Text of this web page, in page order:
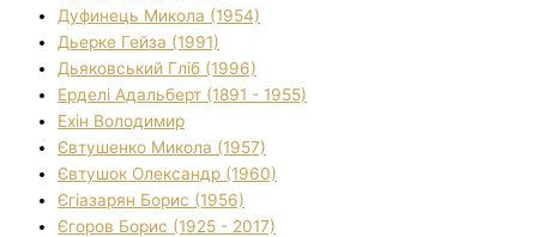
Дуфинець Микола (1954)
Дьерке Гейза (1991)
Дьяковський Гліб (1996)
Ерделі Адальберт (1891 - 1955)
Ехін Володимир
Євтушенко Микола (1957)
Євтушок Олександр (1960)
Єгіазарян Борис (1956)
Єгоров Борис (1925 - 2017)